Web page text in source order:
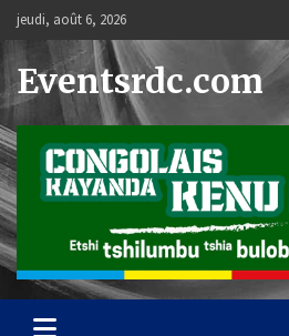
Skip
content
jeudi, août 6, 2026
Eventsrdc.com